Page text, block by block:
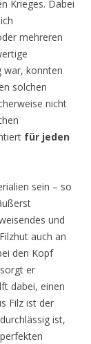
Krieges. Dabei
mehreren
war, konnten
solchen
nicht
für jeden
sein – so
und
auch an
den Kopf
er
dabei, einen
Filz ist der
ist,